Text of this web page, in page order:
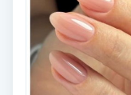
Olaplex
Olaplexbehandling